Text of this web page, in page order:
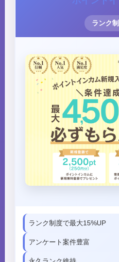
ランク
ランク制度で最大15%UP
アンケート案件豊富